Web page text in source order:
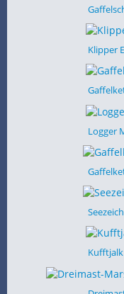
Klipper
Logger